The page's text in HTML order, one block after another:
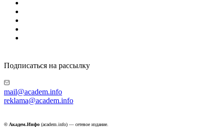
Подписаться на рассылку
mail@academ.info
reklama@academ.info
© Академ.Инфо (academ.info) — сетевое издание.